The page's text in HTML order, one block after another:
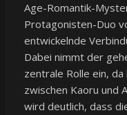
Age-Romantik-
Protagonisten-Duo
entwickelnde
Dabei nimmt der
zentrale Rolle ein,
zwischen Kaoru und
wird deutlich, dass